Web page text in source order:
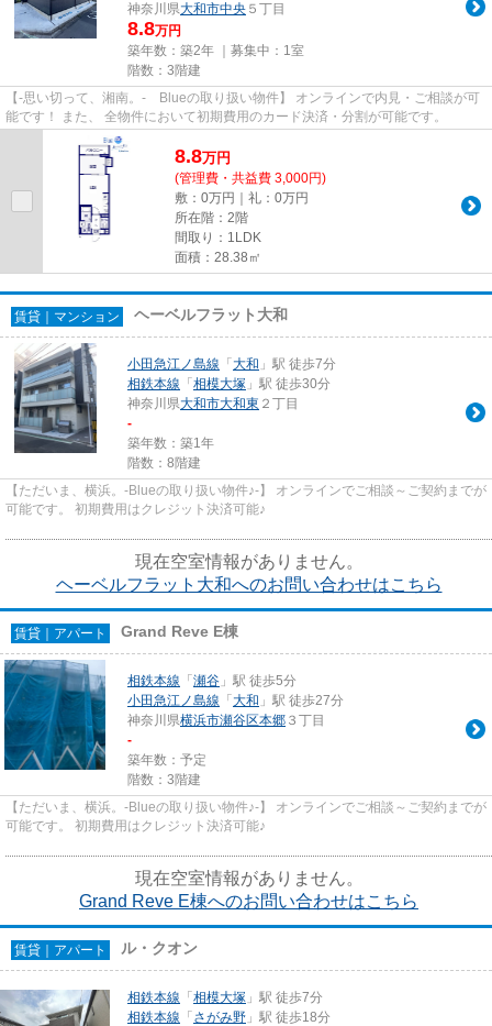
神奈川県大和市中央 ５丁目
8.8万円
築年数：築2年 ｜募集中： 1室
階数：3階建
【-思い切って、湘南。- Blueの取り扱い物件】 オンラインで内見・ご相談が可
能です！ また、 全物件において初期費用のカード決済・分割が可能です。
8.8万円
(管理費・共益費 3,000円)
敷：0万円｜礼：0万円
所在階：2階
間取り：1LDK
面積：28.38㎡
賃貸｜マンション ヘーベルフラット大和
小田急江ノ島線 「 大和 」駅 徒歩7分
相鉄本線 「 相模大塚 」駅 徒歩30分
神奈川県大和市大和東 ２丁目
-
築年数：築1年
階数：8階建
【ただいま、横浜。-Blueの取り扱い物件♪-】 オンラインでご相談～ご契約までが
可能です。 初期費用はクレジット決済可能♪
現在空室情報がありません。
ヘーベルフラット大和へのお問い合わせはこちら
賃貸｜アパート Grand Reve E棟
相鉄本線 「 瀬谷 」駅 徒歩5分
小田急江ノ島線 「 大和 」駅 徒歩27分
神奈川県横浜市瀬谷区本郷 ３丁目
-
築年数：予定
階数：3階建
【ただいま、横浜。-Blueの取り扱い物件♪-】 オンラインでご相談～ご契約までが
可能です。 初期費用はクレジット決済可能♪
現在空室情報がありません。
Grand Reve E棟へのお問い合わせはこちら
賃貸｜アパート ル・クオン
相鉄本線 「 相模大塚 」駅 徒歩7分
相鉄本線 「 さがみ野 」駅 徒歩18分